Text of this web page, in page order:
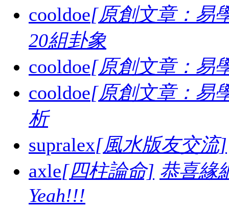
cooldoe[原創文章：易
20組卦象
cooldoe[原創文章：易
cooldoe[原創文章：易
析
supralex[風水版友交流]
axle[四柱論命] 恭喜緣
Yeah!!!